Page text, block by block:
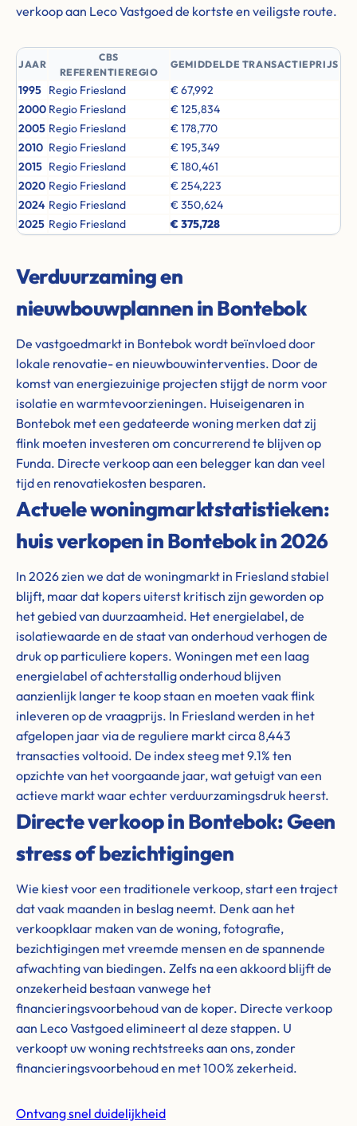
verkoop aan Leco Vastgoed de kortste en veiligste route.
JAAR
CBS
REFERENTIEREGIO
GEMIDDELDE TRANSACTIEPRIJS
1995 Regio Friesland
€ 67,992
2000 Regio Friesland
€ 125,834
2005 Regio Friesland
€ 178,770
2010 Regio Friesland
€ 195,349
2015 Regio Friesland
€ 180,461
2020 Regio Friesland
€ 254,223
2024 Regio Friesland
€ 350,624
2025 Regio Friesland € 375,728
Verduurzaming en
nieuwbouwplannen in Bontebok
De vastgoedmarkt in Bontebok wordt beïnvloed door
lokale renovatie- en nieuwbouwinterventies. Door de
komst van energiezuinige projecten stijgt de norm voor
isolatie en warmtevoorzieningen. Huiseigenaren in
Bontebok met een gedateerde woning merken dat zij
flink moeten investeren om concurrerend te blijven op
Funda. Directe verkoop aan een belegger kan dan veel
tijd en renovatiekosten besparen.
Actuele woningmarktstatistieken:
huis verkopen in Bontebok in 2026
In 2026 zien we dat de woningmarkt in Friesland stabiel
blijft, maar dat kopers uiterst kritisch zijn geworden op
het gebied van duurzaamheid. Het energielabel, de
isolatiewaarde en de staat van onderhoud verhogen de
druk op particuliere kopers. Woningen met een laag
energielabel of achterstallig onderhoud blijven
aanzienlijk langer te koop staan en moeten vaak flink
inleveren op de vraagprijs. In Friesland werden in het
afgelopen jaar via de reguliere markt circa 8,443
transacties voltooid. De index steeg met 9.1% ten
opzichte van het voorgaande jaar, wat getuigt van een
actieve markt waar echter verduurzamingsdruk heerst.
Directe verkoop in Bontebok: Geen
stress of bezichtigingen
Wie kiest voor een traditionele verkoop, start een traject
dat vaak maanden in beslag neemt. Denk aan het
verkoopklaar maken van de woning, fotografie,
bezichtigingen met vreemde mensen en de spannende
afwachting van biedingen. Zelfs na een akkoord blijft de
onzekerheid bestaan vanwege het
financieringsvoorbehoud van de koper. Directe verkoop
aan Leco Vastgoed elimineert al deze stappen. U
verkoopt uw woning rechtstreeks aan ons, zonder
financieringsvoorbehoud en met 100% zekerheid.
Ontvang snel duidelijkheid